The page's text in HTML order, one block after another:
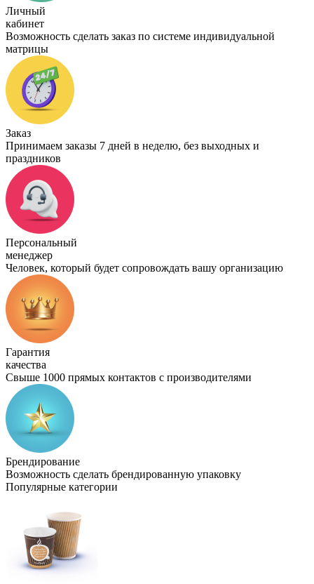
Личный
кабинет
Возможность сделать заказ по системе индивидуальной
матрицы
Заказ
Принимаем заказы 7 дней в неделю, без выходных и
праздников
Персональный
менеджер
Человек, который будет сопровождать вашу организацию
Гарантия
качества
Свыше 1000 прямых контактов с производителями
Брендирование
Возможность сделать брендированную упаковку
Популярные категории